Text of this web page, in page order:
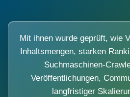
Mit ihnen wurde geprüft, wie
Inhaltsmengen, starken
Suchmaschinen-
Veröffentlichungen,
langfristiger